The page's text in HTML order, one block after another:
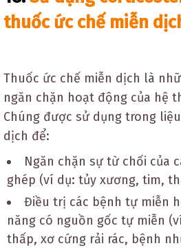
thuốc ức chế miễn
Thuốc ức chế miễn dịch là
ngăn chặn hoạt động của hệ
Chúng được sử dụng trong
dịch để:
Ngăn chặn sự từ chối của
ghép (ví dụ: tủy xương, tim,
Điều trị các bệnh tự miễn
năng có nguồn gốc tự miễn
thấp, xơ cứng rải rác, bệnh